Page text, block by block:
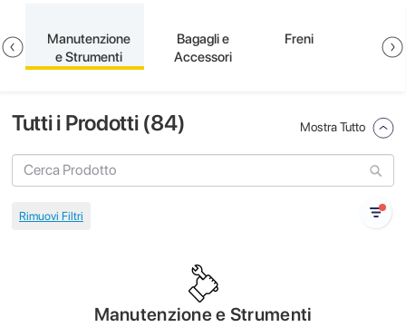
Manutenzione
e Strumenti
Bagagli e
Accessori
Freni
Tutti i Prodotti (84) Mostra Tutto
Manutenzione e Strumenti